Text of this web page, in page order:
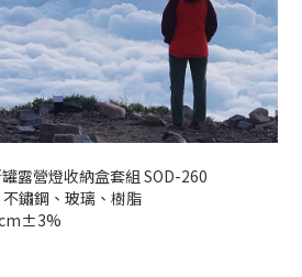
罐露營燈收納盒套組 SOD-260
不鏽鋼、玻璃、樹脂